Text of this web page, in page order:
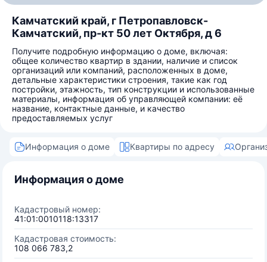
Камчатский край, г Петропавловск-
Камчатский, пр-кт 50 лет Октября, д 6
Получите подробную информацию о доме, включая:
общее количество квартир в здании, наличие и список
организаций или компаний, расположенных в доме,
детальные характеристики строения, такие как год
постройки, этажность, тип конструкции и использованные
материалы, информация об управляющей компании: её
название, контактные данные, и качество
предоставляемых услуг
Информация о доме Квартиры по адресу
Информация о доме
Кадастровый номер:
41:01:0010118:13317
Кадастровая стоимость:
108 066 783,2